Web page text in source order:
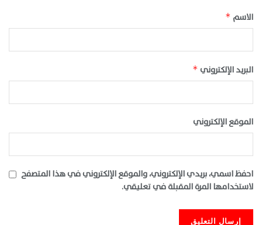
الاسم *
البريد الإلكتروني *
الموقع الإلكتروني
احفظ اسمي، بريدي الإلكتروني، والموقع الإلكتروني في هذا المتصفح
لاستخدامها المرة المقبلة في تعليقي.